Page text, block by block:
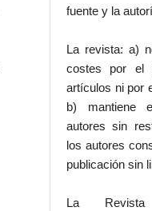
fuente y la
La revista: a)
costes por el
artículos ni por
b) mantiene
autores sin
los autores
publicación sin
La